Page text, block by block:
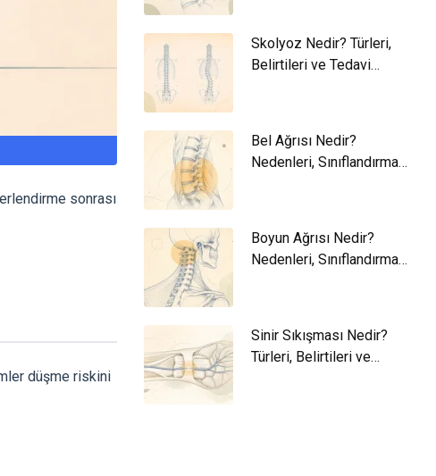
sonrası
düşme riskini
Skolyoz Nedir? Türleri,
Belirtileri ve Tedavi
Bel Ağrısı Nedir?
Nedenleri, Sınıflandırması
Boyun Ağrısı Nedir?
Nedenleri, Sınıflandırma
Sinir Sıkışması Nedir?
Türleri, Belirtileri ve